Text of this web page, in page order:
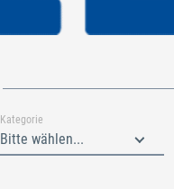
Kategorie
Bitte wählen...